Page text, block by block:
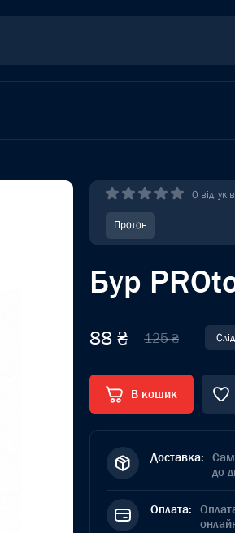
0 відгуків
Протон
Бур
88 ₴ 125 ₴
В кошик
Доставка:
до
Оплата: